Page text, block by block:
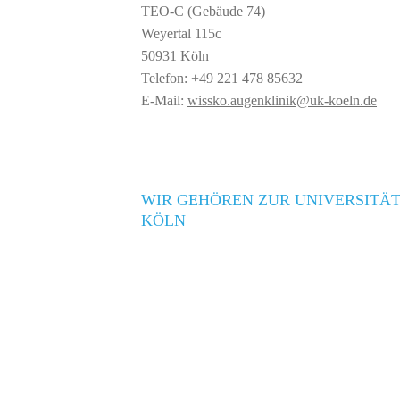
TEO-C (Gebäude 74)
Weyertal 115c
50931 Köln
Telefon: +49 221 478 85632
E-Mail: wissko.augenklinik@uk-koeln.de
WIR GEHÖREN ZUR
KÖLN